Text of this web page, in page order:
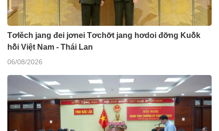
Tơlĕch jang đei jơnei Tơchơ̆t jang hơdoi đơ̆ng Kuô̆k
hô̆i Việt Nam - Thái Lan
06/08/2026